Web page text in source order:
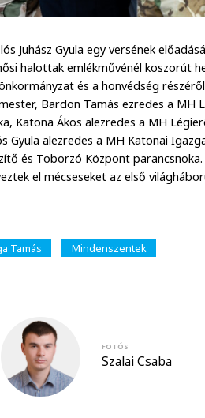
Juhász Gyula egy versének
halottak emlékművénél koszorút
és a honvédség
Bardon Tamás ezredes a MH
Katona Ákos alezredes a MH
Gyula alezredes a MH Katonai
és Toborzó Központ parancsnoka.
el mécseseket az első
Tamás Mindenszentek
FOTÓS
Szalai Csaba